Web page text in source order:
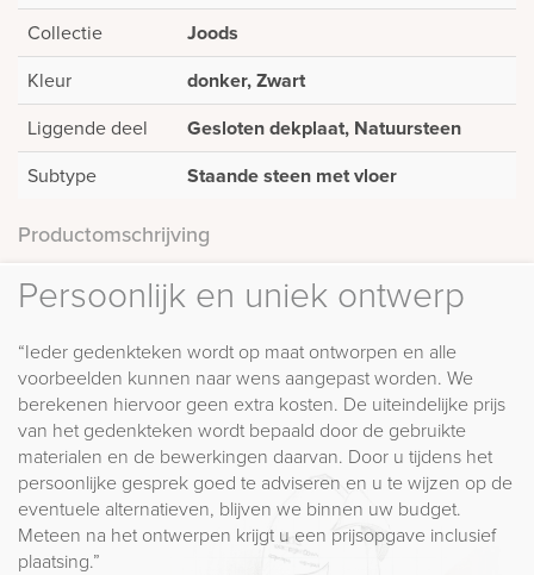
Collectie
Joods
Kleur donker, Zwart
Liggende deel Gesloten dekplaat, Natuursteen
Subtype Staande steen met vloer
Productomschrijving
Persoonlijk en uniek ontwerp
“Ieder gedenkteken wordt op maat ontworpen en alle
voorbeelden kunnen naar wens aangepast worden. We
berekenen hiervoor geen extra kosten. De uiteindelijke prijs
van het gedenkteken wordt bepaald door de gebruikte
materialen en de bewerkingen daarvan. Door u tijdens het
persoonlijke gesprek goed te adviseren en u te wijzen op de
eventuele alternatieven, blijven we binnen uw budget.
Meteen na het ontwerpen krijgt u een prijsopgave inclusief
plaatsing.”